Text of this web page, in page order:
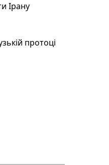
Ірану
протоці